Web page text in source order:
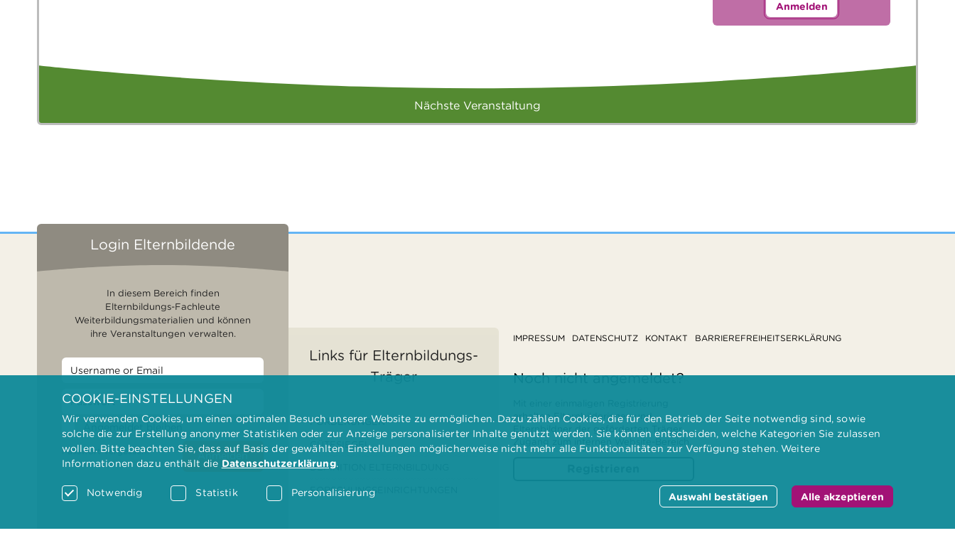
Anmelden
Nächste Veranstaltung
Login Elternbildende
In diesem Bereich finden
Elternbildungs-Fachleute
Weiterbildungsmaterialien und können
ihre Veranstaltungen verwalten.
Angemeldet bleiben
Passwort vergessen? Anmelden
Links für Elternbildungs-
Träger
FÖRDERUNGEN
GÜTESIEGEL
DEFINITION ELTERNBILDUNG
FORSCHUNGSEINRICHTUNGEN
IMPRESSUM DATENSCHUTZ KONTAKT BARRIEREFREIHEITSERKLÄRUNG
Noch nicht angemeldet?
erhalten Elternbilderinnen und
Elternbildner der geförderten Träger
Zugang zum internen Website-Bereich.
COOKIE-EINSTELLUNGEN
Wir verwenden Cookies, um einen optimalen Besuch unserer Website zu ermöglichen. Dazu zählen Cookies, die für den Betrieb der Seite notwendig sind, sowie
solche die zur Erstellung anonymer Statistiken oder zur Anzeige personalisierter Inhalte genutzt werden. Sie können entscheiden, welche Kategorien Sie zulassen
wollen. Bitte beachten Sie, dass auf Basis der gewählten Einstellungen möglicherweise nicht mehr alle Funktionalitäten zur Verfügung stehen. Weitere
Informationen dazu enthält die Datenschutzerklärung.
Notwendig Statistik Personalisierung Auswahl bestätigen Alle akzeptieren